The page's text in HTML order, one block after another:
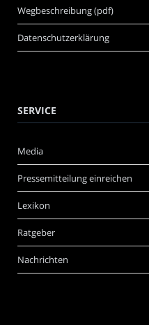
Wegbeschreibung (pdf)
Datenschutzerklärung
SERVICE
Media
Pressemitteilung einreichen
Lexikon
Ratgeber
Nachrichten